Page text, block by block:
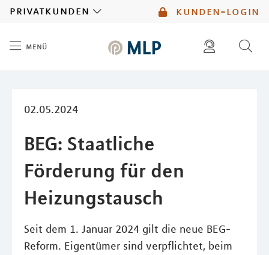
kunden-login
privatkunden
menü
02.05.2024
BEG: Staatliche
Förderung für den
Heizungstausch
Seit dem 1. Januar 2024 gilt die neue BEG-
Reform. Eigentümer sind verpflichtet, beim